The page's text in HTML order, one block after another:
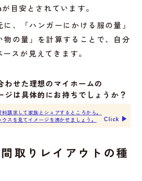
が目安とされています。
、「ハンガーにかける服の量」
物の量」を計算することで、自分
スが見えてきます。
わせた理想のマイホームの
ジは具体的にお持ちでしょうか？
請求して家族とシェアするところから。
スを見てイメージを沸かせましょう。
Click ▶︎
取りレイアウトの種